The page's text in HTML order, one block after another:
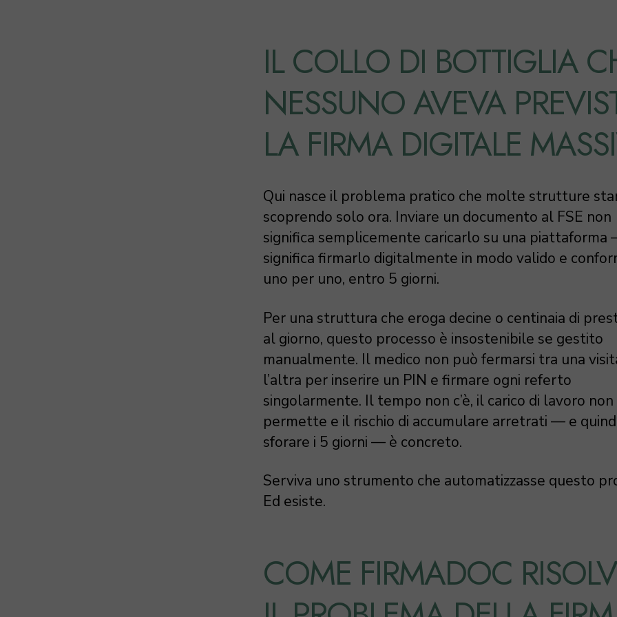
IL COLLO DI BOTTIGLIA
NESSUNO AVEVA
LA FIRMA DIGITALE
Qui nasce il problema pratico che molte strutture
scoprendo solo ora. Inviare un documento al FSE non
significa semplicemente caricarlo su una piattaforma
significa firmarlo digitalmente in modo valido e
uno per uno, entro 5 giorni.
Per una struttura che eroga decine o centinaia di
al giorno, questo processo è insostenibile se gestito
manualmente. Il medico non può fermarsi tra una
l’altra per inserire un PIN e firmare ogni referto
singolarmente. Il tempo non c’è, il carico di lavoro
permette e il rischio di accumulare arretrati — e
sforare i 5 giorni — è concreto.
Serviva uno strumento che automatizzasse questo
Ed esiste.
COME FIRMADOC